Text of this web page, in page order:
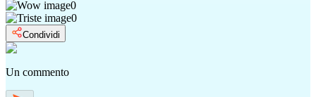
0
0
Condividi
Un commento